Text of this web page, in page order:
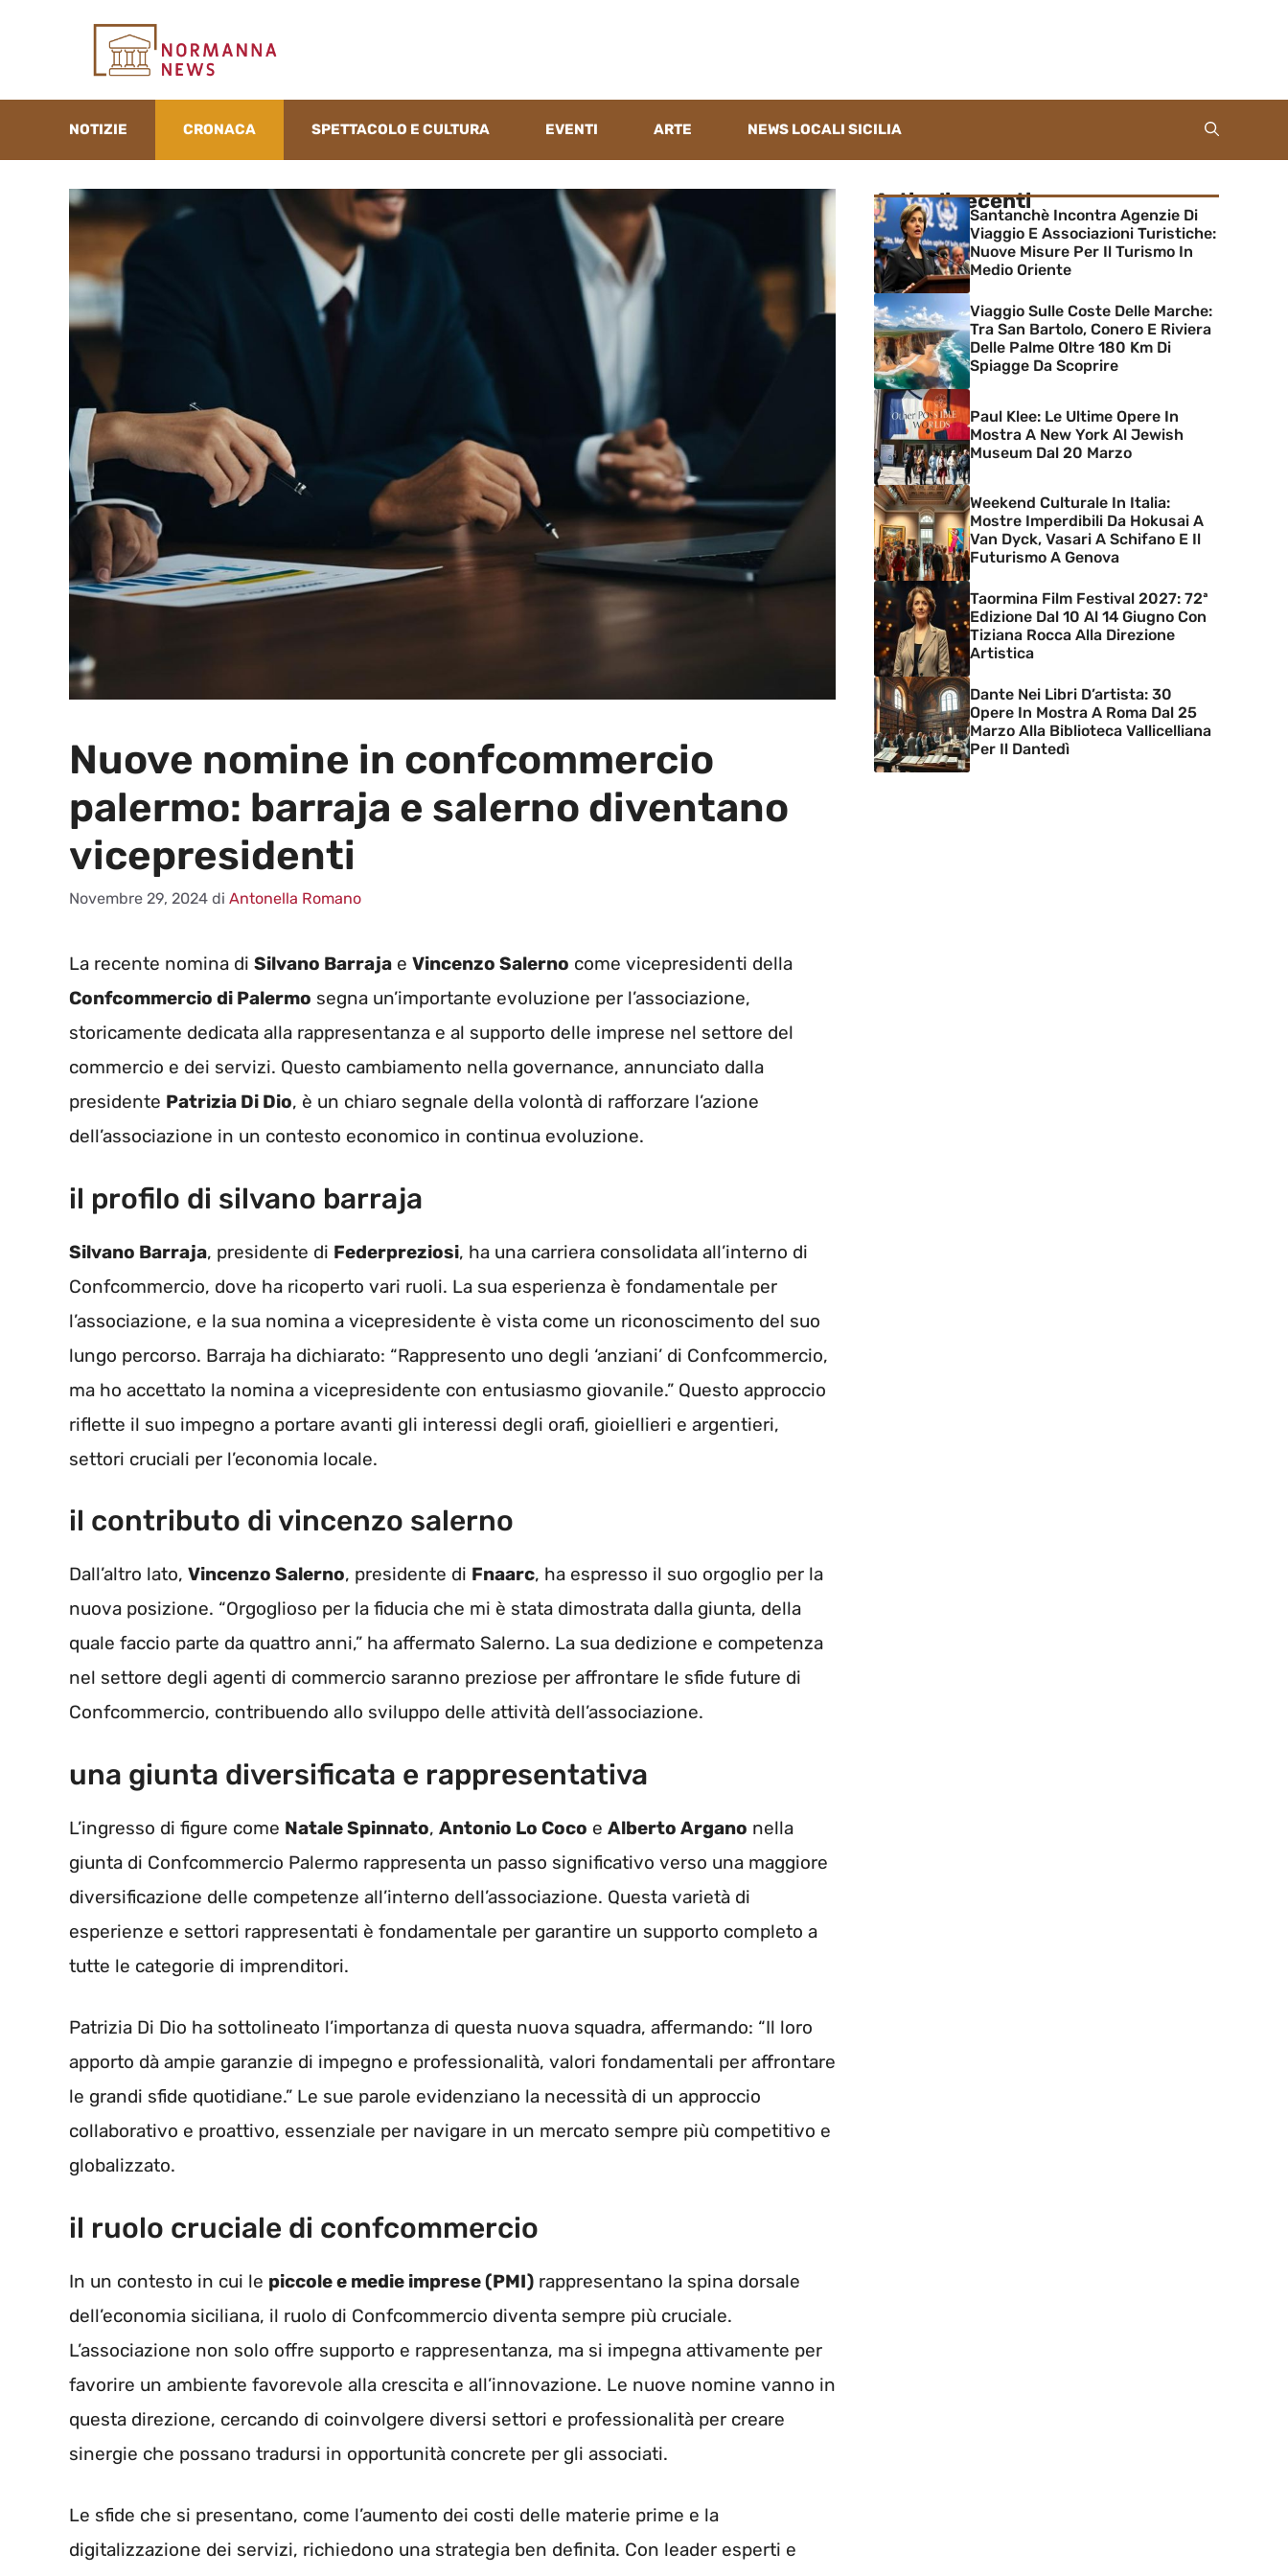
NOTIZIE CRONACA SPETTACOLO E CULTURA EVENTI ARTE NEWS LOCALI SICILIA
Nuove nomine in confcommercio
palermo: barraja e salerno diventano
vicepresidenti
Novembre 29, 2024 di Antonella Romano
La recente nomina di Silvano Barraja e Vincenzo Salerno come vicepresidenti della
Confcommercio di Palermo segna un’importante evoluzione per l’associazione,
storicamente dedicata alla rappresentanza e al supporto delle imprese nel settore del
commercio e dei servizi. Questo cambiamento nella governance, annunciato dalla
presidente Patrizia Di Dio, è un chiaro segnale della volontà di rafforzare l’azione
dell’associazione in un contesto economico in continua evoluzione.
il profilo di silvano barraja
Silvano Barraja, presidente di Federpreziosi, ha una carriera consolidata all’interno di
Confcommercio, dove ha ricoperto vari ruoli. La sua esperienza è fondamentale per
l’associazione, e la sua nomina a vicepresidente è vista come un riconoscimento del suo
lungo percorso. Barraja ha dichiarato: “Rappresento uno degli ‘anziani’ di Confcommercio,
ma ho accettato la nomina a vicepresidente con entusiasmo giovanile.” Questo approccio
riflette il suo impegno a portare avanti gli interessi degli orafi, gioiellieri e argentieri,
settori cruciali per l’economia locale.
il contributo di vincenzo salerno
Dall’altro lato, Vincenzo Salerno, presidente di Fnaarc, ha espresso il suo orgoglio per la
nuova posizione. “Orgoglioso per la fiducia che mi è stata dimostrata dalla giunta, della
quale faccio parte da quattro anni,” ha affermato Salerno. La sua dedizione e competenza
nel settore degli agenti di commercio saranno preziose per affrontare le sfide future di
Confcommercio, contribuendo allo sviluppo delle attività dell’associazione.
una giunta diversificata e rappresentativa
L’ingresso di figure come Natale Spinnato, Antonio Lo Coco e Alberto Argano nella
giunta di Confcommercio Palermo rappresenta un passo significativo verso una maggiore
diversificazione delle competenze all’interno dell’associazione. Questa varietà di
esperienze e settori rappresentati è fondamentale per garantire un supporto completo a
tutte le categorie di imprenditori.
Patrizia Di Dio ha sottolineato l’importanza di questa nuova squadra, affermando: “Il loro
apporto dà ampie garanzie di impegno e professionalità, valori fondamentali per affrontare
le grandi sfide quotidiane.” Le sue parole evidenziano la necessità di un approccio
collaborativo e proattivo, essenziale per navigare in un mercato sempre più competitivo e
globalizzato.
il ruolo cruciale di confcommercio
In un contesto in cui le piccole e medie imprese (PMI) rappresentano la spina dorsale
dell’economia siciliana, il ruolo di Confcommercio diventa sempre più cruciale.
L’associazione non solo offre supporto e rappresentanza, ma si impegna attivamente per
favorire un ambiente favorevole alla crescita e all’innovazione. Le nuove nomine vanno in
questa direzione, cercando di coinvolgere diversi settori e professionalità per creare
sinergie che possano tradursi in opportunità concrete per gli associati.
Le sfide che si presentano, come l’aumento dei costi delle materie prime e la
digitalizzazione dei servizi, richiedono una strategia ben definita. Con leader esperti e
Articoli recenti
Santanchè Incontra Agenzie Di
Viaggio E Associazioni Turistiche:
Nuove Misure Per Il Turismo In
Medio Oriente
Viaggio Sulle Coste Delle Marche:
Tra San Bartolo, Conero E Riviera
Delle Palme Oltre 180 Km Di
Spiagge Da Scoprire
Paul Klee: Le Ultime Opere In
Mostra A New York Al Jewish
Museum Dal 20 Marzo
Weekend Culturale In Italia:
Mostre Imperdibili Da Hokusai A
Van Dyck, Vasari A Schifano E Il
Futurismo A Genova
Taormina Film Festival 2027: 72ª
Edizione Dal 10 Al 14 Giugno Con
Tiziana Rocca Alla Direzione
Artistica
Dante Nei Libri D’artista: 30
Opere In Mostra A Roma Dal 25
Marzo Alla Biblioteca Vallicelliana
Per Il Dantedì